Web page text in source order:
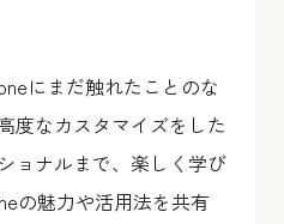
にまだ触れたことのな
度なカスタマイズをした
ョナルまで、楽しく学び
の魅力や活用法を共有